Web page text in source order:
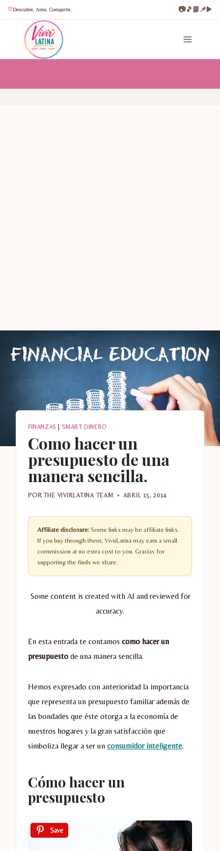
Descubre. Ama. Comparte. 📷🎵📘📌▶️
contenido
FINANZAS SMART DINERO
Como hacer un
presupuesto de una
manera sencilla.
POR THE VIVIRLATINA TEAM ABRIL 15, 2014
Affiliate disclosure: Some links may be affiliate links.
If you buy through them, VivirLatina may earn a small
commission at no extra cost to you. Gracias for
supporting the finds we share.
Some content is created with AI and reviewed for
accuracy.
En esta entrada te contamos como hacer un
presupuesto de una manera sencilla.
Hemos expresado con anterioridad la importancia
que representa un presupuesto familiar además de
las bondades que éste otorga a la economía de
nuestros hogares y la gran satisfacción que
simboliza llegar a ser un consumidor inteligente.
Cómo hacer un
presupuesto
Save